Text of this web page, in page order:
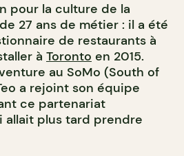
pour la culture de la
27 ans de métier : il a été
de restaurants à
à Toronto en 2015.
au SoMo (South of
a rejoint son équipe
ce partenariat
allait plus tard prendre